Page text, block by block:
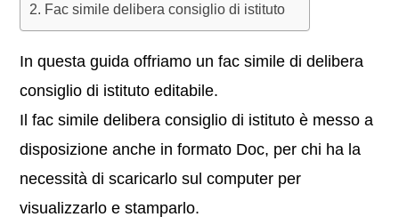
Fac simile delibera consiglio di istituto
In questa guida offriamo un fac simile di delibera
consiglio di istituto editabile.
Il fac simile delibera consiglio di istituto è messo a
disposizione anche in formato Doc, per chi ha la
necessità di scaricarlo sul computer per
visualizzarlo e stamparlo.